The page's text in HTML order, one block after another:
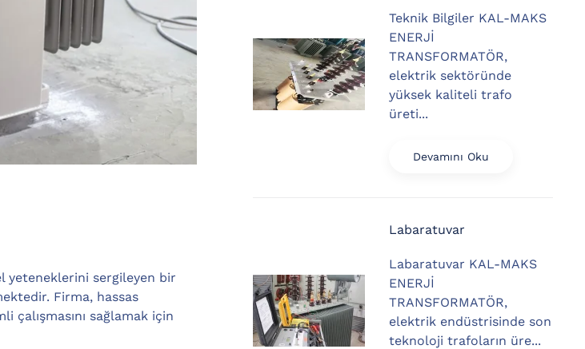
yeteneklerini sergileyen bir
Firma, hassas
sağlamak için
Teknik Bilgiler KAL-MAKS
ENERJİ
TRANSFORMATÖR,
elektrik sektöründe
yüksek kaliteli trafo
üreti...
Devamını Oku
Labaratuvar
Labaratuvar KAL-MAKS
ENERJİ
TRANSFORMATÖR,
elektrik endüstrisinde son
teknoloji trafoların üre...